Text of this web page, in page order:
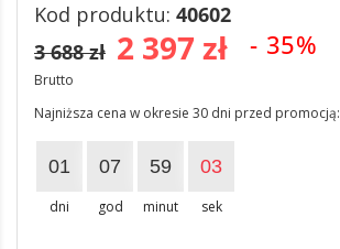
Kod produktu: 40602
2 397 zł - 35%
3 688 zł
Brutto
Najniższa cena w okresie 30 dni przed promocją:
01
dni
07
god
59
minut
02
sek